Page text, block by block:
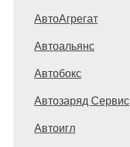
АвтоАгрегат
Автоальянс
Автобокс
Автозаряд Сервис
Автоигл